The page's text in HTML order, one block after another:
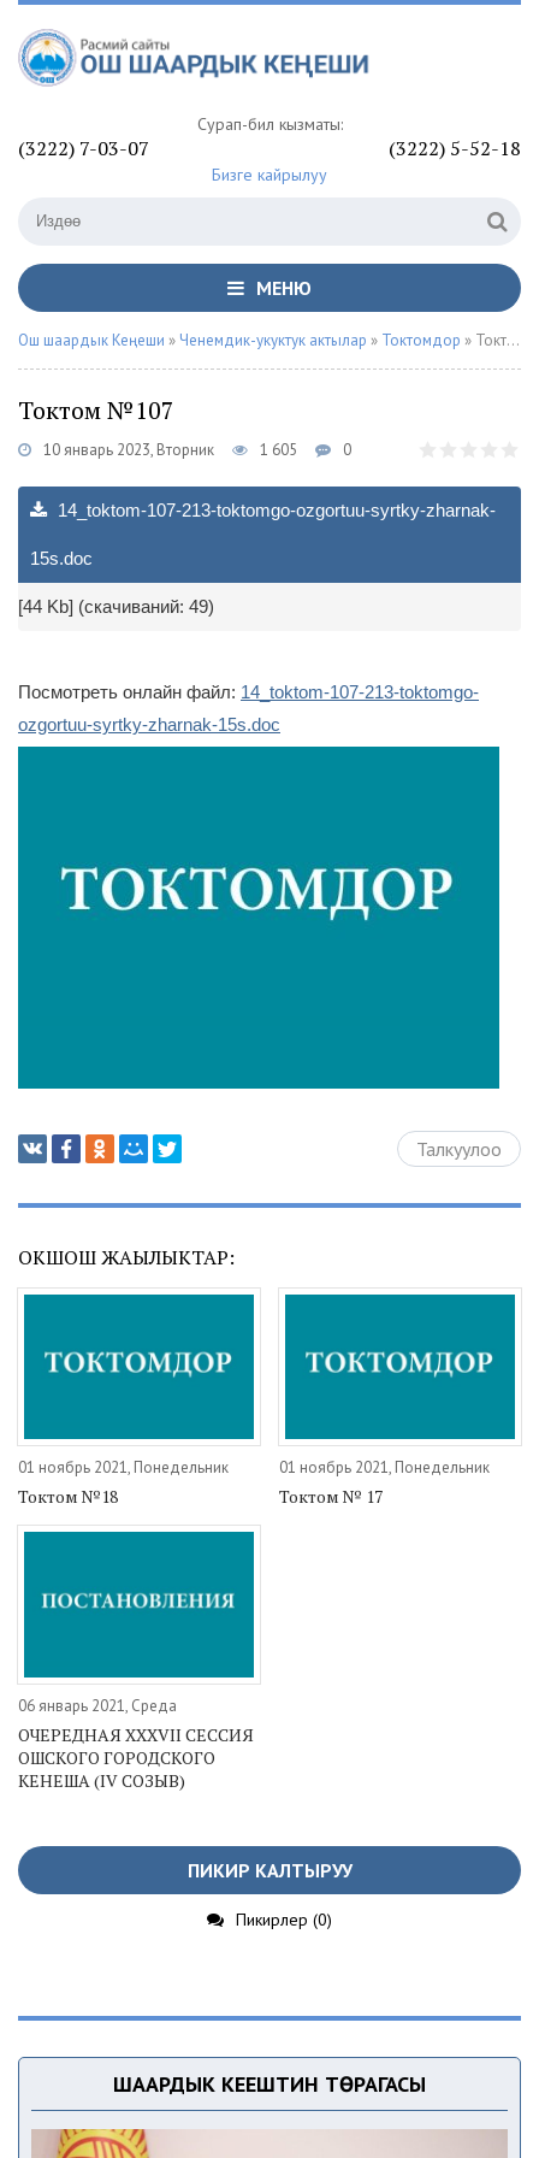
Сурап-билүү кызматы:
(3222) 7-03-07 (3222) 5-52-18
Бизге кайрылуу
МЕНЮ
Ош шаардык Кеңеши » Ченемдик-укуктук актылар » Токтомдор » Токтом №107
Токтом №107
10 январь 2023, Вторник 1 605 0
14_toktom-107-213-toktomgo-ozgortuu-syrtky-zharnak-
15s.doc
[44 Kb] (cкачиваний: 49)
Посмотреть онлайн файл: 14_toktom-107-213-toktomgo-
ozgortuu-syrtky-zharnak-15s.doc
Талкуулоо
ОКШОШ ЖАҢЫЛЫКТАР:
01 ноябрь 2021, Понедельник
Токтом №18
01 ноябрь 2021, Понедельник
Токтом № 17
06 январь 2021, Среда
ОЧЕРЕДНАЯ XXXVII СЕССИЯ
ОШСКОГО ГОРОДСКОГО
КЕНЕША (IV СОЗЫВ)
ПИКИР КАЛТЫРУУ
Пикирлер (0)
ШААРДЫК КЕҢЕШТИН ТӨРАГАСЫ